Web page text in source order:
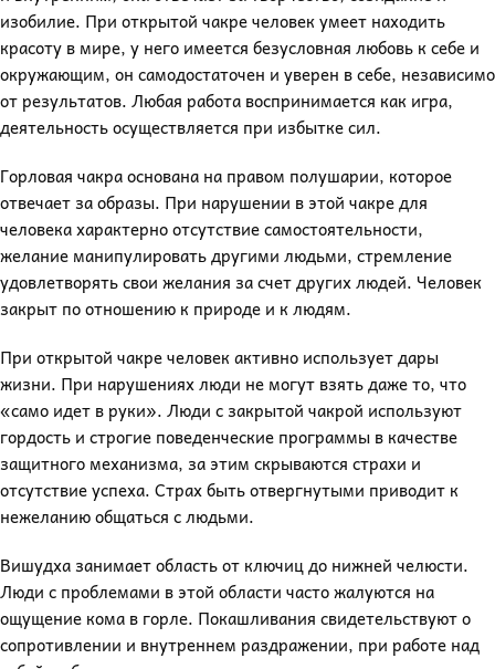
изобилие. При открытой чакре человек умеет находить
красоту в мире, у него имеется безусловная любовь к себе и
окружающим, он самодостаточен и уверен в себе, независимо
от результатов. Любая работа воспринимается как игра,
деятельность осуществляется при избытке сил.
Горловая чакра основана на правом полушарии, которое
отвечает за образы. При нарушении в этой чакре для
человека характерно отсутствие самостоятельности,
желание манипулировать другими людьми, стремление
удовлетворять свои желания за счет других людей. Человек
закрыт по отношению к природе и к людям.
При открытой чакре человек активно использует дары
жизни. При нарушениях люди не могут взять даже то, что
«само идет в руки». Люди с закрытой чакрой используют
гордость и строгие поведенческие программы в качестве
защитного механизма, за этим скрываются страхи и
отсутствие успеха. Страх быть отвергнутыми приводит к
нежеланию общаться с людьми.
Вишудха занимает область от ключиц до нижней челюсти.
Люди с проблемами в этой области часто жалуются на
ощущение кома в горле. Покашливания свидетельствуют о
сопротивлении и внутреннем раздражении, при работе над